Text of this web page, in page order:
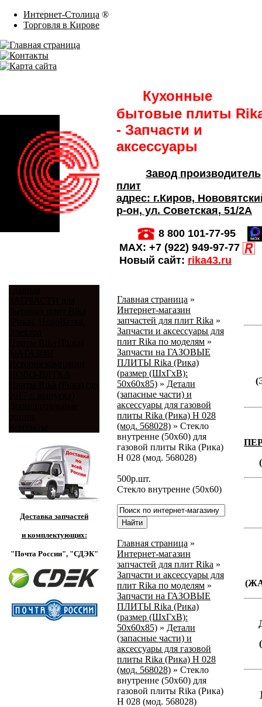
Интернет-Столица ®
Торговля в Кирове
Кухонные
бытовые плиты
- Запчасти и
аксессуары
Завод производитель
плит
адрес: г.Киров,
р-он, ул. Советская, 51/2А
8 800 101-77-95
MAX: +7 (922) 949-97-77
Новый сайт: rika43.ru
Доставка запчастей
и комплектующих:
"Почта России", "СДЭК"
Главная страница »
Интернет-магазин
запчастей для плит Rika »
Запчасти и аксессуары для
плит Rika по моделям »
Запчасти на ГАЗОВЫЕ
ПЛИТЫ Rika (Рика)
(размер (ШхГхВ):
50х60х85) » Детали
(запасные части) и
аксессуары для газовой
плиты Rika (Рика) Н 028
(мод. 568028) » Стекло
внутренне (50х60) для
газовой плиты Rika (Рика)
Н 028 (мод. 568028)
500р.шт.
Стекло внутренне (50х60)
Главная страница »
Интернет-магазин
запчастей для плит Rika »
Запчасти и аксессуары для
плит Rika по моделям »
Запчасти на ГАЗОВЫЕ
ПЛИТЫ Rika (Рика)
(размер (ШхГхВ):
50х60х85) » Детали
(запасные части) и
аксессуары для газовой
плиты Rika (Рика) Н 028
(мод. 568028) » Стекло
внутренне (50х60) для
газовой плиты Rika (Рика)
Н 028 (мод. 568028)